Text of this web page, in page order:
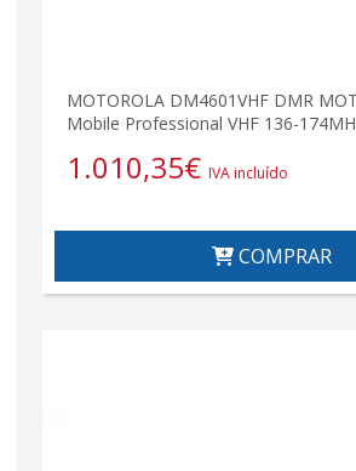
MOTOROLA DM4601VHF DMR
Mobile Professional VHF 136-
1.010,35€ IVA incluído
COMPRAR